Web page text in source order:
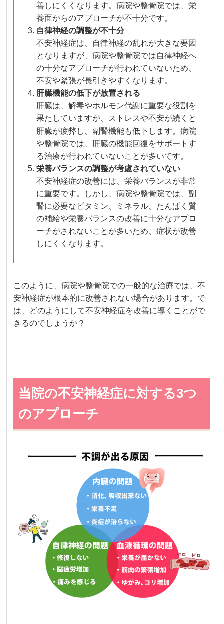
善しにくくなります。病院や整骨院では、栄
養面からのアプローチが不十分です。
自律神経の調整が不十分
不安神経症は、自律神経の乱れが大きな要因
となりますが、病院や整骨院では自律神経へ
の十分なアプローチが行われていないため、
不安や緊張が長引きやすくなります。
肝臓機能の低下が放置される
肝臓は、解毒やホルモン代謝に重要な役割を
果たしていますが、ストレスや不安が続くと
肝臓が疲弊し、副腎機能も低下します。病院
や整骨院では、肝臓の機能回復をサポートす
る治療が行われていないことが多いです。
栄養バランスの調整が考慮されていない
不安神経症の改善には、栄養バランスが非常
に重要です。しかし、病院や整骨院では、副
腎に必要なビタミン、ミネラル、たんぱく質
の補給や栄養バランスの改善に十分なアプロ
ーチがされないことが多いため、症状が改善
しにくくなります。
このように、病院や整骨院での一般的な治療では、不
安神経症が根本的に改善されない場合があります。で
は、どのようにして不安神経症を改善に導くことがで
きるのでしょうか？
当院の不安神経症に対する3つ
のアプローチ